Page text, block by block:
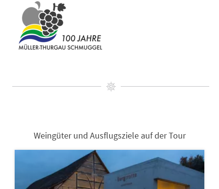
Weingüter und Ausflugsziele auf der Tour